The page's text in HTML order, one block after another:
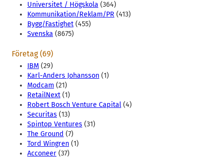
Universitet / Högskola (364)
Kommunikation/Reklam/PR (413)
Bygg/Fastighet (455)
Svenska (8675)
Företag (69)
IBM (29)
Karl-Anders Johansson (1)
Modcam (21)
RetailNext (1)
Robert Bosch Venture Capital (4)
Securitas (13)
Spintop Ventures (31)
The Ground (7)
Tord Wingren (1)
Acconeer (37)